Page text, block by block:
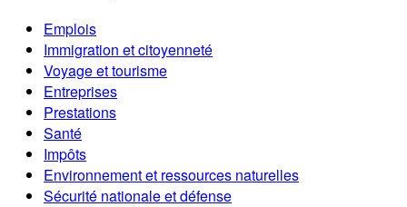
Emplois
Immigration et citoyenneté
Voyage et tourisme
Entreprises
Prestations
Santé
Impôts
Environnement et ressources naturelles
Sécurité nationale et défense